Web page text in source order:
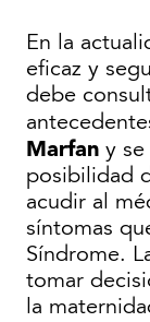
En la
eficaz y
debe
Marfan y
posibilidad
acudir al
síntomas
Síndrome.
tomar
la